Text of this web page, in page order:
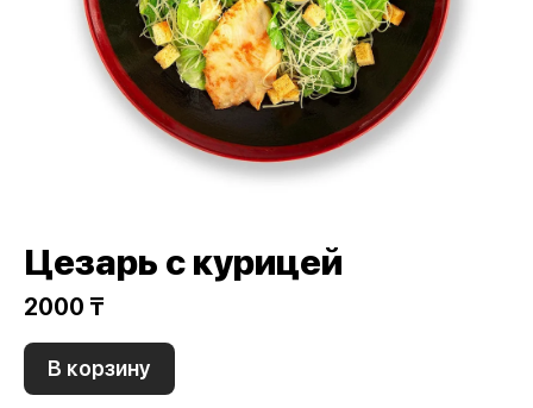
Цезарь с курицей
2000 ₸
В корзину